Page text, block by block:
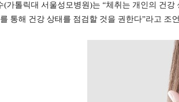
(가톨릭대 서울성모병원)는 “체취는 개인의 건
통해 건강 상태를 점검할 것을 권한다”라고